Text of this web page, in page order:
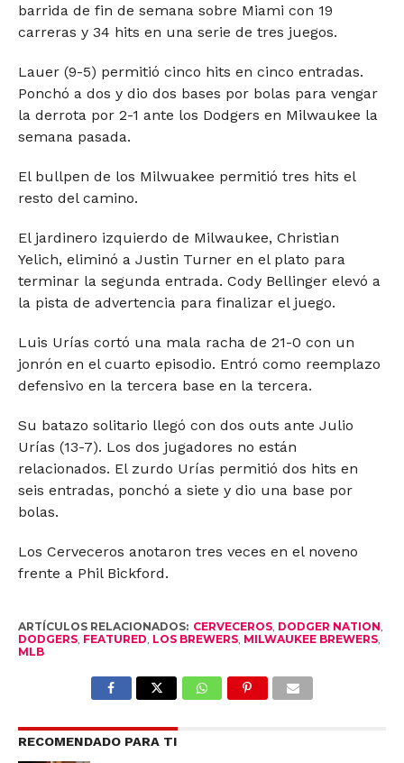
barrida de fin de semana sobre Miami con 19
carreras y 34 hits en una serie de tres juegos.
Lauer (9-5) permitió cinco hits en cinco entradas.
Ponchó a dos y dio dos bases por bolas para vengar
la derrota por 2-1 ante los Dodgers en Milwaukee la
semana pasada.
El bullpen de los Milwuakee permitió tres hits el
resto del camino.
El jardinero izquierdo de Milwaukee, Christian
Yelich, eliminó a Justin Turner en el plato para
terminar la segunda entrada. Cody Bellinger elevó a
la pista de advertencia para finalizar el juego.
Luis Urías cortó una mala racha de 21-0 con un
jonrón en el cuarto episodio. Entró como reemplazo
defensivo en la tercera base en la tercera.
Su batazo solitario llegó con dos outs ante Julio
Urías (13-7). Los dos jugadores no están
relacionados. El zurdo Urías permitió dos hits en
seis entradas, ponchó a siete y dio una base por
bolas.
Los Cerveceros anotaron tres veces en el noveno
frente a Phil Bickford.
ARTÍCULOS RELACIONADOS: CERVECEROS, DODGER NATION
DODGERS, FEATURED LOS BREWERS, MILWAUKEE BREWERS,
MLB
RECOMENDADO PARA TI